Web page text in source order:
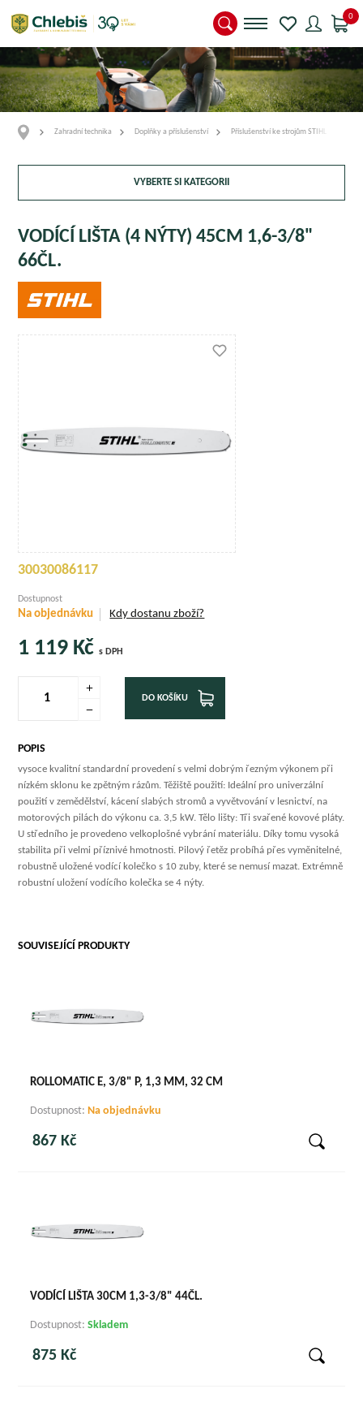
0
Zahradní technika Doplňky a příslušenství Příslušenství ke strojům STIHL
VYBERTE SI KATEGORII
VODÍCÍ LIŠTA (4 NÝTY) 45CM 1,6-3/8"
66ČL.
30030086117
Dostupnost
Na objednávku Kdy dostanu zboží?
1 119 Kčs DPH
DO KOŠÍKU
POPIS
vysoce kvalitní standardní provedení s velmi dobrým řezným výkonem při
nízkém sklonu ke zpětným rázům. Těžiště použití: Ideální pro univerzální
použití v zemědělství, kácení slabých stromů a vyvětvování v lesnictví, na
motorových pilách do výkonu ca. 3,5 kW. Tělo lišty: Tři svařené kovové pláty.
U středního je provedeno velkoplošné vybrání materiálu. Díky tomu vysoká
stabilita při velmi příznivé hmotnosti. Pilový řetěz probíhá přes vyměnitelné,
robustně uložené vodící kolečko s 10 zuby, které se nemusí mazat. Extrémně
robustní uložení vodícího kolečka se 4 nýty.
SOUVISEJÍCÍ PRODUKTY
ROLLOMATIC E, 3/8" P, 1,3 MM, 32 CM
Dostupnost:Na objednávku
867 Kč
VODÍCÍ LIŠTA 30CM 1,3-3/8" 44ČL.
Dostupnost:Skladem
875 Kč